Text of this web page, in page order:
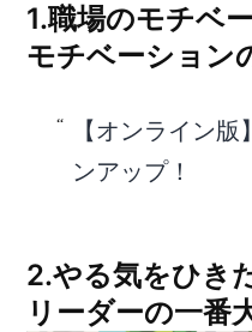
1.職場のモチベ
モチベーション
【オンライン
ンアップ！
2.やる気をひき
リーダーの一番